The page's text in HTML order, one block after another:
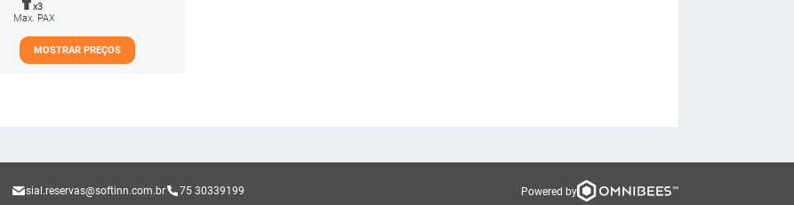
x3
Max. PAX
MOSTRAR PREÇOS
sial.reservas@softinn.com.br 75 30339199 Powered by